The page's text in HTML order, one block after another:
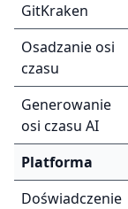
GitKraken
Osadzanie osi
czasu
Generowanie
osi czasu AI
Platforma
Doświadczenie